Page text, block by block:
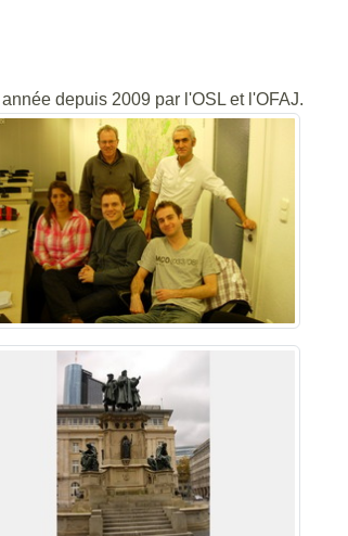
depuis 2009 par l'OSL et l'OFAJ.